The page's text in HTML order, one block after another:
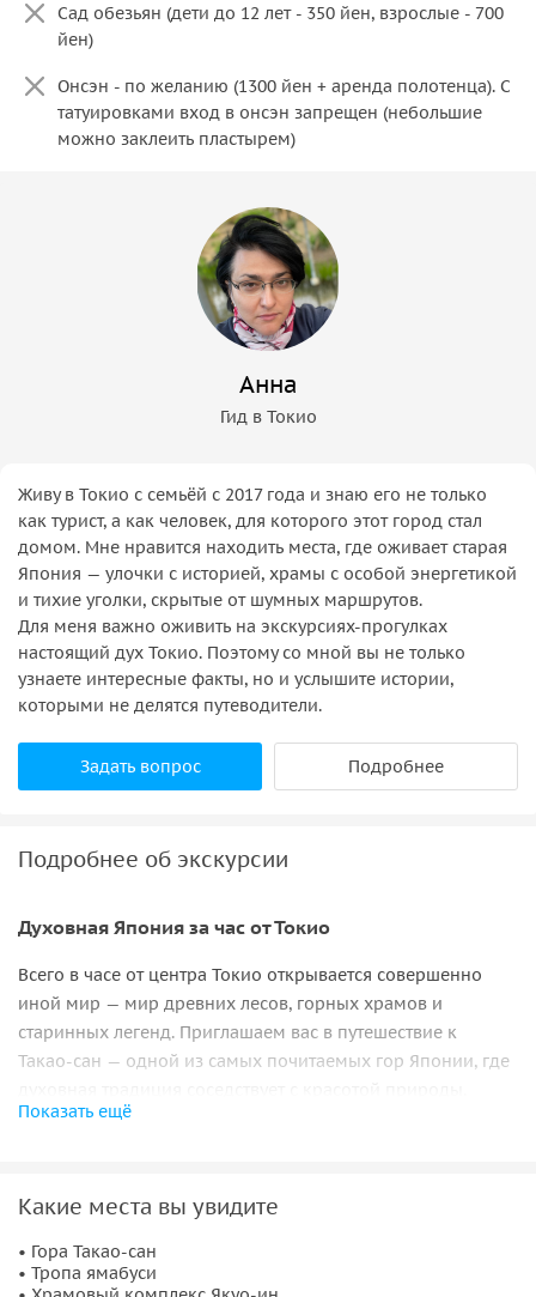
Сад обезьян (дети до 12 лет - 350 йен, взрослые - 700
йен)
Онсэн - по желанию (1300 йен + аренда полотенца). С
татуировками вход в онсэн запрещен (небольшие
можно заклеить пластырем)
Анна
Гид в Токио
Живу в Токио с семьёй с 2017 года и знаю его не только
как турист, а как человек, для которого этот город стал
домом. Мне нравится находить места, где оживает старая
Япония — улочки с историей, храмы с особой энергетикой
и тихие уголки, скрытые от шумных маршрутов.
Для меня важно оживить на экскурсиях-прогулках
настоящий дух Токио. Поэтому со мной вы не только
узнаете интересные факты, но и услышите истории,
которыми не делятся путеводители.
Задать вопрос Подробнее
Подробнее об экскурсии
Духовная Япония за час от Токио
Всего в часе от центра Токио открывается совершенно
иной мир — мир древних лесов, горных храмов и
старинных легенд. Приглашаем вас в путешествие к
Такао‑сан — одной из самых почитаемых гор Японии, где
монахи ямабуси — аскеты, видевшие в горах место
духовной практики и очищения. Маршрут сочетает
подъём на фуникулёре и пешую прогулку среди вековых
Показать ещё
Какие места вы увидите
• Гора Такао‑сан
• Тропа ямабуси